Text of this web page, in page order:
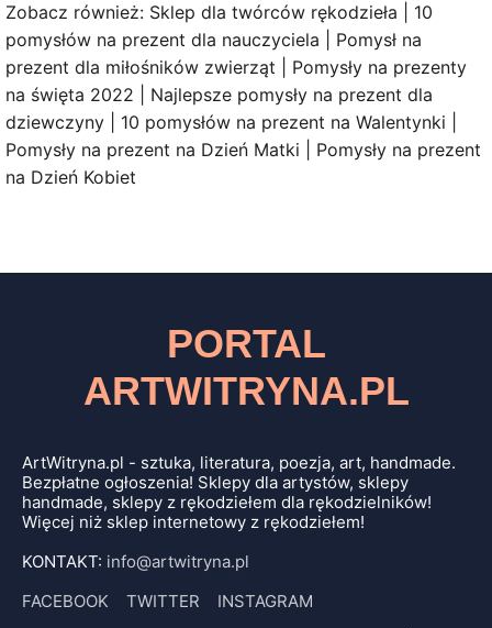
Zobacz również: Sklep dla twórców rękodzieła | 10
pomysłów na prezent dla nauczyciela | Pomysł na
prezent dla miłośników zwierząt | Pomysły na prezenty
na święta 2022 | Najlepsze pomysły na prezent dla
dziewczyny | 10 pomysłów na prezent na Walentynki |
Pomysły na prezent na Dzień Matki | Pomysły na prezent
na Dzień Kobiet
PORTAL
ARTWITRYNA.PL
ArtWitryna.pl - sztuka, literatura, poezja, art, handmade.
Bezpłatne ogłoszenia! Sklepy dla artystów, sklepy
handmade, sklepy z rękodziełem dla rękodzielników!
Więcej niż sklep internetowy z rękodziełem!
KONTAKT: info@artwitryna.pl
FACEBOOK
TWITTER
INSTAGRAM